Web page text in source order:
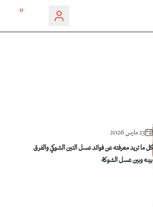
0
23 مارس 2026
كل ما تريد معرفته عن فوائد عسل التين الشوكي والفرق
بينه وبين عسل الشوكة